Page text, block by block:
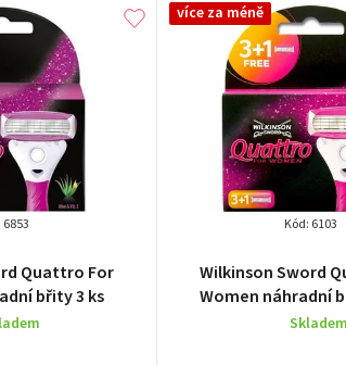
Quattro For
břity 3 ks
6853
více za méně
Wilkinson Sword
Women náhradní
je
Skladem
Kód: 6103